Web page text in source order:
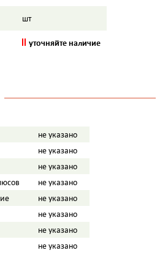
шт
уточняйте наличие
не указано
не указано
не указано
не указано
не указано
не указано
не указано
не указано